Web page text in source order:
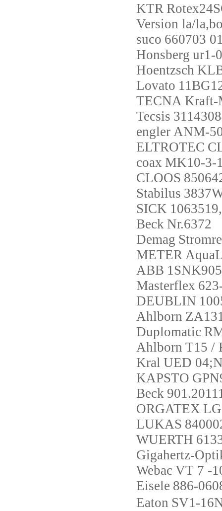
KTR
Version la/
suco 660703
Honsberg ur1-
Hoentzsch
Lovato
TECNA Kraft-
Tecsis
engler ANM-
ELTROTEC
coax MK10-3-
CLOOS
Stabilus
SICK
Beck Nr.6372
Demag
METER
ABB
Masterflex
DEUBLIN
Ahlborn
Duplomatic
Ahlborn T15 /
Kral UED
KAPSTO
Beck
ORGATEX
LUKAS
WUERTH
Gigahertz-
Webac VT 7 -
Eisele 886-
Eaton SV1-